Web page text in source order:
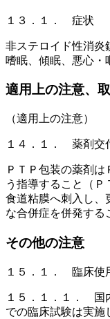
１３．１． 症状
非ステロイド性消炎
嗜眠、傾眠、悪心・
適用上の注意、
（適用上の注意）
１４．１． 薬剤交
ＰＴＰ包装の薬剤
う指導すること（
食道粘膜へ刺入し、
な合併症を併発する
その他の注意
１５．１． 臨床使
１５．１．１． 国
での臨床試験は実施